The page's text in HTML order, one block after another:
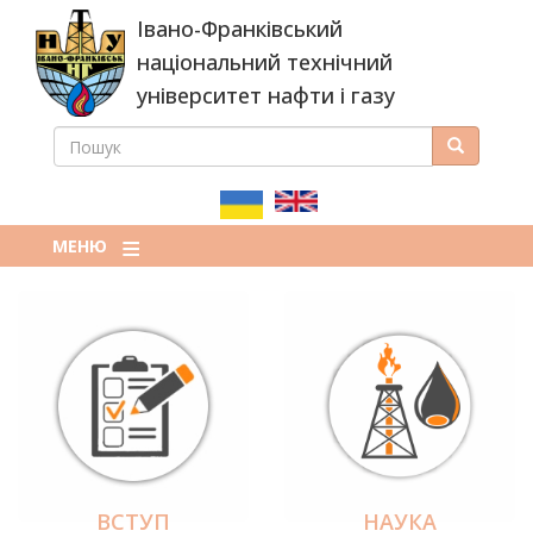
основного
вмісту
Івано-Франківський
національний технічний
університет нафти і газу
ПОШУКОВА
ПОШУК Пошук
МЕНЮ
ВСТУП НАУКА